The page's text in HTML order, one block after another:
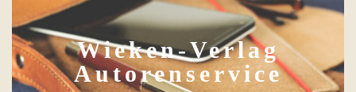
to
content
Wieken-Verlag
Autorenservice